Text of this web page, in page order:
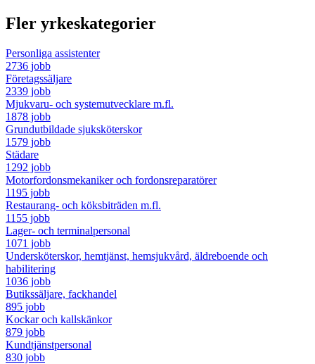
Fler yrkeskategorier
Personliga assistenter
2736 jobb
Företagssäljare
2339 jobb
Mjukvaru- och systemutvecklare m.fl.
1878 jobb
Grundutbildade sjuksköterskor
1579 jobb
Städare
1292 jobb
Motorfordonsmekaniker och fordonsreparatörer
1195 jobb
Restaurang- och köksbiträden m.fl.
1155 jobb
Lager- och terminalpersonal
1071 jobb
Undersköterskor, hemtjänst, hemsjukvård, äldreboende och
habilitering
1036 jobb
Butikssäljare, fackhandel
895 jobb
Kockar och kallskänkor
879 jobb
Kundtjänstpersonal
830 jobb